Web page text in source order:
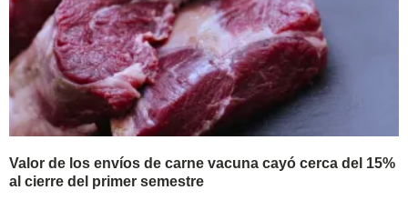
Valor de los envíos de carne vacuna cayó cerca del 15%
al cierre del primer semestre